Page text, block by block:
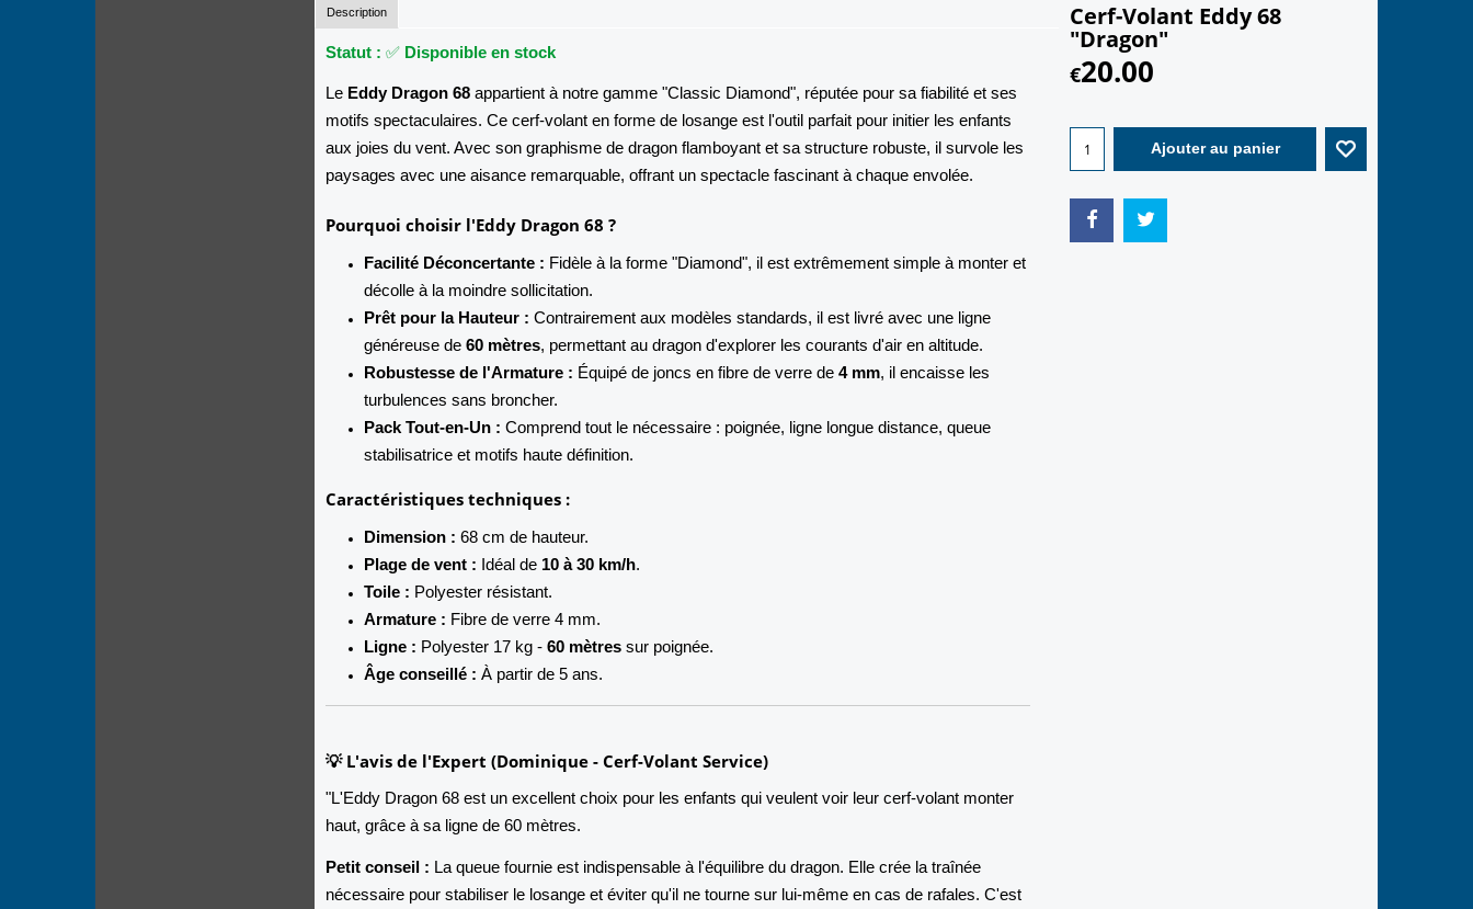
Cerf-Volant Eddy 68
"Dragon"
€20.00
Ajouter au panier
Description
Statut : ✅ Disponible en stock
Le Eddy Dragon 68 appartient à notre gamme "Classic Diamond", réputée pour sa fiabilité et ses
motifs spectaculaires. Ce cerf-volant en forme de losange est l'outil parfait pour initier les enfants
aux joies du vent. Avec son graphisme de dragon flamboyant et sa structure robuste, il survole les
paysages avec une aisance remarquable, offrant un spectacle fascinant à chaque envolée.
Pourquoi choisir l'Eddy Dragon 68 ?
Facilité Déconcertante : Fidèle à la forme "Diamond", il est extrêmement simple à monter et
décolle à la moindre sollicitation.
Prêt pour la Hauteur : Contrairement aux modèles standards, il est livré avec une ligne
généreuse de60 mètres, permettant au dragon d'explorer les courants d'air en altitude.
Robustesse de l'Armature : Équipé de joncs en fibre de verre de4 mm, il encaisse les
turbulences sans broncher.
Pack Tout-en-Un : Comprend tout le nécessaire : poignée, ligne longue distance, queue
stabilisatrice et motifs haute définition.
Caractéristiques techniques :
Dimension : 68 cm de hauteur.
Plage de vent : Idéal de 10 à 30 km/h.
Toile : Polyester résistant.
Armature : Fibre de verre 4 mm.
Ligne : Polyester 17 kg -60 mètres sur poignée.
Âge conseillé : À partir de 5 ans.
💡 L'avis de l'Expert (Dominique - Cerf-Volant Service)
"L'Eddy Dragon 68 est un excellent choix pour les enfants qui veulent voir leur cerf-volant monter
haut, grâce à sa ligne de 60 mètres.
Petit conseil : La queue fournie est indispensable à l'équilibre du dragon. Elle crée la traînée
nécessaire pour stabiliser le losange et éviter qu'il ne tourne sur lui-même en cas de rafales. C'est